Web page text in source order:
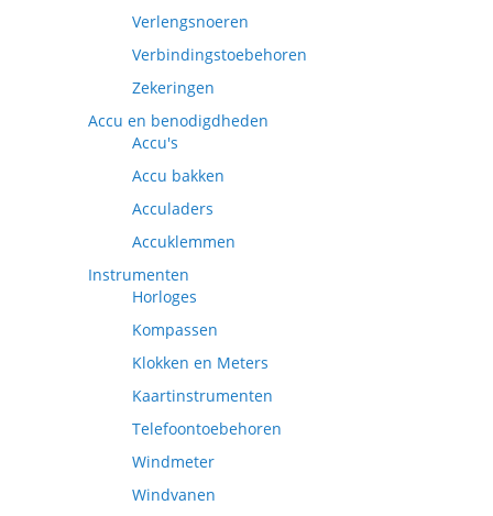
Verlengsnoeren
Verbindingstoebehoren
Zekeringen
Accu en benodigdheden
Accu's
Accu bakken
Acculaders
Accuklemmen
Instrumenten
Horloges
Kompassen
Klokken en Meters
Kaartinstrumenten
Telefoontoebehoren
Windmeter
Windvanen